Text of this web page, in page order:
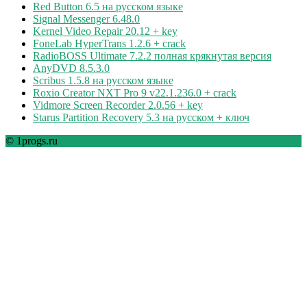
Red Button 6.5 на русском языке
Signal Messenger 6.48.0
Kernel Video Repair 20.12 + key
FoneLab HyperTrans 1.2.6 + crack
RadioBOSS Ultimate 7.2.2 полная крякнутая версия
AnyDVD 8.5.3.0
Scribus 1.5.8 на русском языке
Roxio Creator NXT Pro 9 v22.1.236.0 + crack
Vidmore Screen Recorder 2.0.56 + key
Starus Partition Recovery 5.3 на русском + ключ
© 1progs.ru